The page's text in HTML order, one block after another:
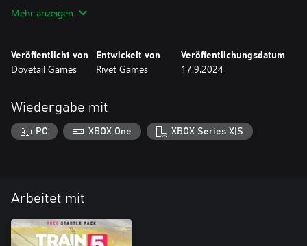
Deutschlands erneut zur DB BR 204 umklassifiziert.
Mehr anzeigen
Veröffentlicht von
Dovetail Games
Entwickelt von
Rivet Games
Veröffentlichungsdatum
17.9.2024
Wiedergabe mit
PC XBOX One XBOX Series X|S
Arbeitet mit